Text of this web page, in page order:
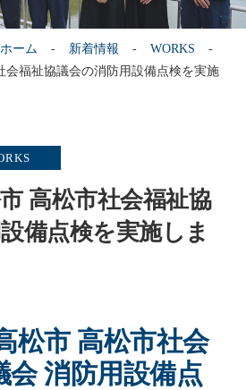
ホーム 新着情報
WORKS
福祉協議会の消防用設備点検を実施
高松市社会福祉協
備点検を実施しま
松市 高松市社会
会 消防用設備点